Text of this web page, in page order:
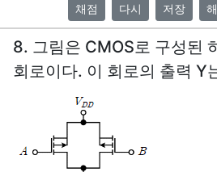
채점 다시 저장
8. 그림은 CMOS로 구성된
회로이다. 이 회로의 출력 Y